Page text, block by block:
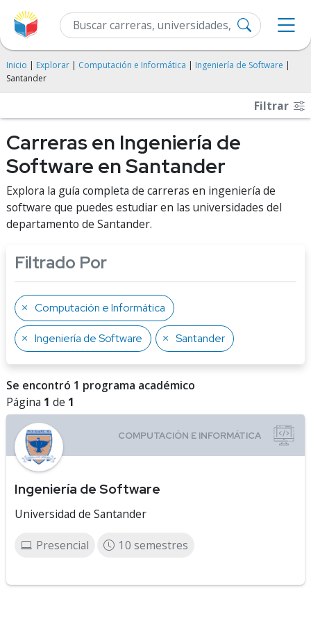
Inicio | Explorar | Computación e Informática | Ingeniería de Software |
Santander
Filtrar
Carreras en Ingeniería de
Software en Santander
Explora la guía completa de carreras en ingeniería de
software que puedes estudiar en las universidades del
departamento de Santander.
Filtrado Por
Computación e Informática
Ingeniería de Software Santander
Se encontró 1 programa académico
Página 1 de 1
Ingeniería de Software
Universidad de Santander
Presencial 10 semestres